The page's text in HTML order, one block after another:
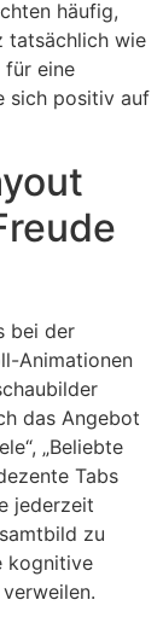
häufig,
tatsächlich wie
für eine
sich positiv auf
bei der
Animationen
das Angebot
„Beliebte
Tabs
jederzeit
zu
kognitive